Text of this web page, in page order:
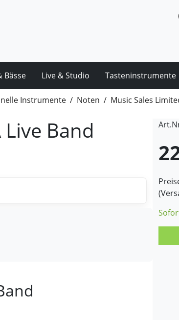
Bässe Live & Studio Tasteninstrumente
Instrumente Noten Music Sales
Band